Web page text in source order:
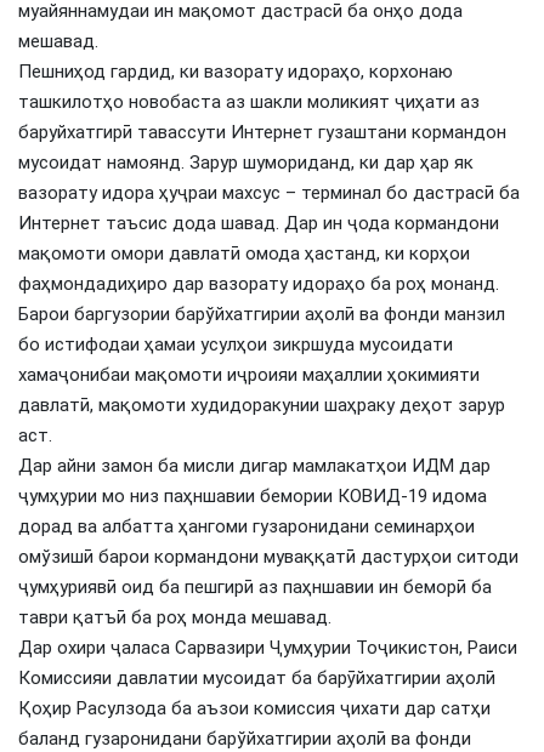
муайяннамудаи ин мақомот дастрасӣ ба онҳо дода
мешавад.
Пешниҳод гардид, ки вазорату идораҳо, корхонаю
ташкилотҳо новобаста аз шакли моликият ҷиҳати аз
баруйхатгирӣ тавассути Интернет гузаштани кормандон
мусоидат намоянд. Зарур шумориданд, ки дар ҳар як
вазорату идора ҳуҷраи махсус – терминал бо дастрасӣ ба
Интернет таъсис дода шавад. Дар ин ҷода кормандони
мақомоти омори давлатӣ омода ҳастанд, ки корҳои
фаҳмондадиҳиро дар вазорату идораҳо ба роҳ монанд.
Барои баргузории барўйхатгирии аҳолӣ ва фонди манзил
бо истифодаи ҳамаи усулҳои зикршуда мусоидати
хамаҷонибаи мақомоти иҷроияи маҳаллии ҳокимияти
давлатӣ, мақомоти худидоракунии шаҳраку деҳот зарур
аст.
Дар айни замон ба мисли дигар мамлакатҳои ИДМ дар
ҷумҳурии мо низ паҳншавии бемории КОВИД-19 идома
дорад ва албатта ҳангоми гузаронидани семинарҳои
омўзишӣ барои кормандони муваққатӣ дастурҳои ситоди
ҷумҳуриявӣ оид ба пешгирӣ аз паҳншавии ин беморӣ ба
таври қатъӣ ба роҳ монда мешавад.
Дар охири ҷаласа Сарвазири Ҷумҳурии Тоҷикистон, Раиси
Комиссияи давлатии мусоидат ба барӯйхатгирии аҳолӣ
Қоҳир Расулзода ба аъзои комиссия ҷихати дар сатҳи
баланд гузаронидани барўйхатгирии аҳолӣ ва фонди